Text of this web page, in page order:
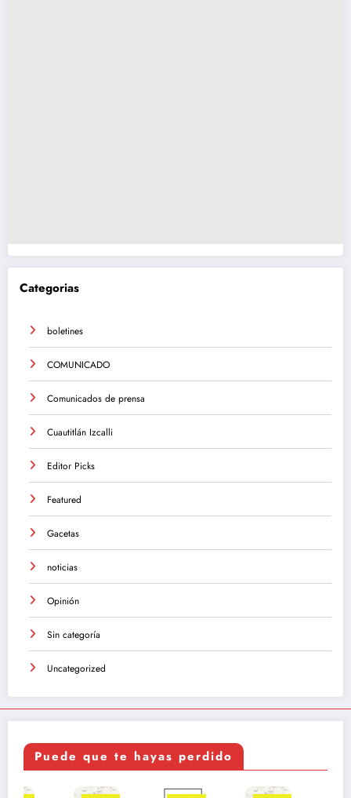
Categorias
boletines
COMUNICADO
Comunicados de prensa
Cuautitlán Izcalli
Editor Picks
Featured
Gacetas
noticias
Opinión
Sin categoría
Uncategorized
Puede que te hayas perdido